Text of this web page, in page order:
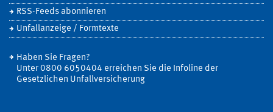
RSS-Feeds abonnieren
Unfallanzeige / Formtexte
Haben Sie Fragen?
Unter 0800 6050404 erreichen Sie die Infoline der
Gesetzlichen Unfallversicherung